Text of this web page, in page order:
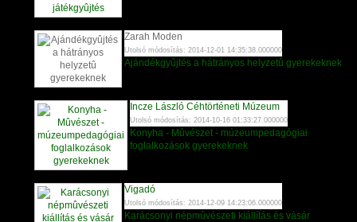
Zarah Moden
Utolsó módosítás: 2014-12-01 14:35:38.000000
Ajándékgyûjtés a hátrányos helyzetû gyerekeknek
Incze László Céhtörténeti Múzeum
Utolsó módosítás: 2014-10-16 01:33:27.000000
Konyha - Mûvészet - múzeumpedagógiai
foglalkozások gyerekeknek
Vigadó
Utolsó módosítás: 2014-12-09 14:23:06.000000
Karácsonyi népmûvészeti kiállítás és vásár